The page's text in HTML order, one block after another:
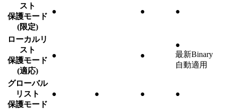
スト
保護モード
(限定)
● ● ●
ローカルリ
スト
保護モード
(適応)
● ●
●
最新Binary
自動適用
グローバル
リスト
保護モード
● ● ● ●